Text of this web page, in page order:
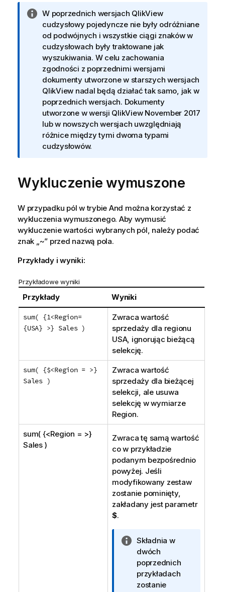
I
n
f
o
r
m
a
c
j
a
W poprzednich wersjach QlikView
cudzysłowy pojedyncze nie były odróżniane
od podwójnych i wszystkie ciągi znaków w
cudzysłowach były traktowane jak
wyszukiwania. W celu zachowania
zgodności z poprzednimi wersjami
dokumenty utworzone w starszych wersjach
QlikView nadal będą działać tak samo, jak w
poprzednich wersjach. Dokumenty
utworzone w wersji QlikViewNovember 2017
lub w nowszych wersjach uwzględniają
różnice między tymi dwoma typami
cudzysłowów.
Wykluczenie wymuszone
W przypadku pól w trybie And można korzystać z
wykluczenia wymuszonego. Aby wymusić
wykluczenie wartości wybranych pól, należy podać
znak „~” przed nazwą pola.
Przykłady i wyniki:
Przykładowe wyniki
Przykłady Wyniki
sum( {1<Region=
{USA} >} Sales )
Zwraca wartość
sprzedaży dla regionu
USA, ignorując bieżącą
selekcję.
sum( {$<Region = >}
Sales )
Zwraca wartość
sprzedaży dla bieżącej
selekcji, ale usuwa
selekcję w wymiarze
Region.
sum( {<Region = >}
Sales )
Zwraca tę samą wartość
co w przykładzie
podanym bezpośrednio
powyżej. Jeśli
modyfikowany zestaw
zostanie pominięty,
zakładany jest parametr
$.
I
n
f
o
r
Składnia w
dwóch
poprzednich
przykładach
zostanie